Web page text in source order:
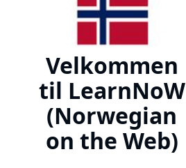
Velkommen
til LearnNoW
(Norwegian
on the Web)